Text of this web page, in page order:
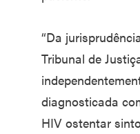
“Da
Tribunal de
diagnosticada
HIV ostentar